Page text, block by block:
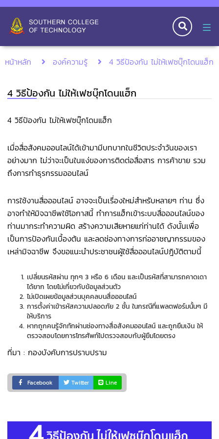
หน้าหลัก องค์ความรู้ 4 วิธีป้องกัน ไม่ให้เฟซบุ๊กโดนแฮ็ก
4 วิธีป้องกัน ไม่ให้เฟซบุ๊กโดนแฮ็ก
4 วิธีป้องกัน ไม่ให้เฟซบุ๊กโดนแฮ็ก
เมื่อสื่อสังคมออนไลน์ได้เข้ามามีบทบาทในชีวิตประจำวันของเรา
อย่างมาก ไม่ว่าจะเป็นในแง่ของการติดต่อสื่อสาร การค้าขาย รวม
ถึงการทำธุรกรรมออนไลน์
การใช้งานสื่อออนไลน์ อาจจะเป็นเรื่องใหม่สำหรับหลายๆ ท่าน ซึ่ง
อาจทำให้มิจฉาชีพใช้โอกาสนี้ ทำการแฮ็กเข้าระบบสื่อออนไลน์ของ
ท่านมากระทำความผิด สร้างความเสียหายแก่ท่านได้ ดังนั้นเพื่อ
เป็นการป้องกันเบื้องต้น และลดช่องทางการก่ออาชญากรรมของ
เหล่ามิจฉาชีพ จึงขอแนะนำประชาชนผู้ใช้สื่อออนไลน์ปฎิบัติตามนี้
เปลี่ยนรหัสผ่าน ทุกๆ 3 หรือ 6 เดือน และเป็นรหัสที่สามารถคาดเดา
ได้ยาก โดยไม่เกี่ยวกับข้อมูลส่วนตัว
ไม่เปิดเผยข้อมูลส่วนบุคคลบนสื่อออนไลน์
การตั้งค่าเข้ารหัสความปลอดภัย 2 ชั้น ในกรณีที่แพลตฟอร์มนั้นๆ มี
ให้บริการ
หากถูกคนรู้จักทักผ่านช่องทางสื่อสังคมออนไลน์ และถูกยืมเงิน ให้
ตรวจสอบโดยการโทรศัพท์ไปตรวจสอบกับผู้ยืมโดยตรง
ที่มา : กองบังคับการปราบปราม
Facebook Twitter Line